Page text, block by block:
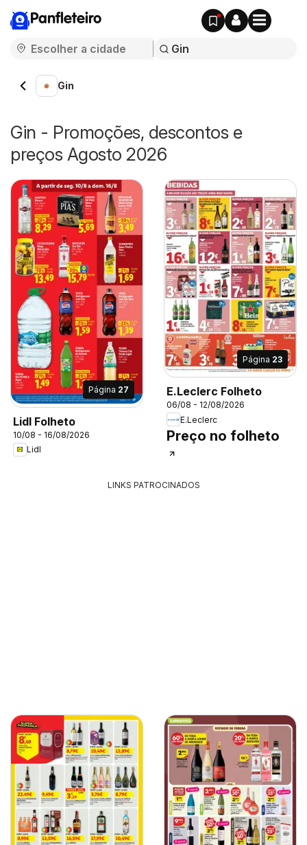
Panfleteiro
Gin
Gin - Promoções, descontos e
preços Agosto 2026
Página 27
Lidl Folheto
10/08 - 16/08/2026
Lidl
Página 23
E.Leclerc Folheto
06/08 - 12/08/2026
E.Leclerc
Preço no folheto
LINKS PATROCINADOS